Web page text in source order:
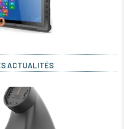
ACTUALITÉS